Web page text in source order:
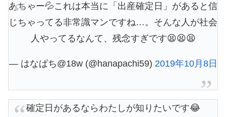
あちゃー💦これは本当に「出産確定日」があると信
じちゃってる非常識マンですね…。そんな人が社会
人やってるなんて、残念すぎです😫😫😫
— はなぱち@18w (@hanapachi59) 2019年10月8日
確定日があるならわたしが知りたいです😂